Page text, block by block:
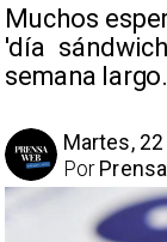
Muchos
'día
semana largo.
Martes,
Por